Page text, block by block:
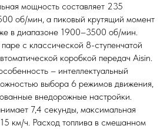
мощность составляет 235
об/мин, а пиковый крутящий момент
в диапазоне 1900–3500 об/мин.
с классической 8-ступенчатой
коробкой передач Aisin.
– интеллектуальный
выбора 6 режимов движения,
внедорожные настройки.
7,4 секунды, максимальная
км/ч. Расход топлива в смешанном